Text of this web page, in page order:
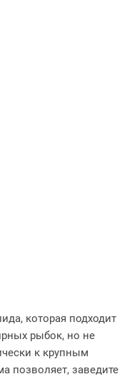
которая подходит
рыбок, но не
к крупным
позволяет, заведите